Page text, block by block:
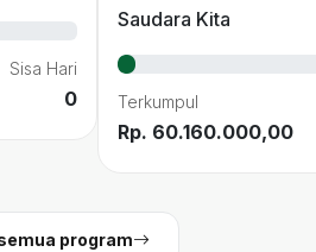
Sisa Hari
0
Saudara Kita
Terkumpul
Rp. 60.160.000,00
program